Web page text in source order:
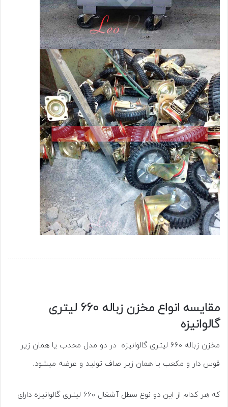
مقایسه انواع مخزن زباله 660 لیتری
گالوانیزه
مخزن زباله 660 لیتری گالوانیزه در دو مدل محدب یا همان زیر
قوس دار و مکعب یا همان زیر صاف تولید و عرضه میشود.
که هر کدام از این دو نوع سطل آشغال 660 لیتری گالوانیزه دارای